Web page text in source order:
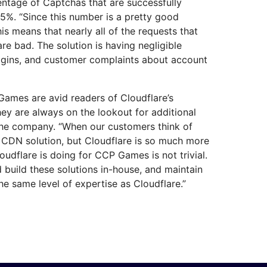
“Since this number is a pretty good
means that nearly all of the requests that
bad. The solution is having negligible
and customer complaints about account
are avid readers of Cloudflare’s
are always on the lookout for additional
company. “When our customers think of
solution, but Cloudflare is so much more
is doing for CCP Games is not trivial.
these solutions in-house, and maintain
same level of expertise as Cloudflare.”